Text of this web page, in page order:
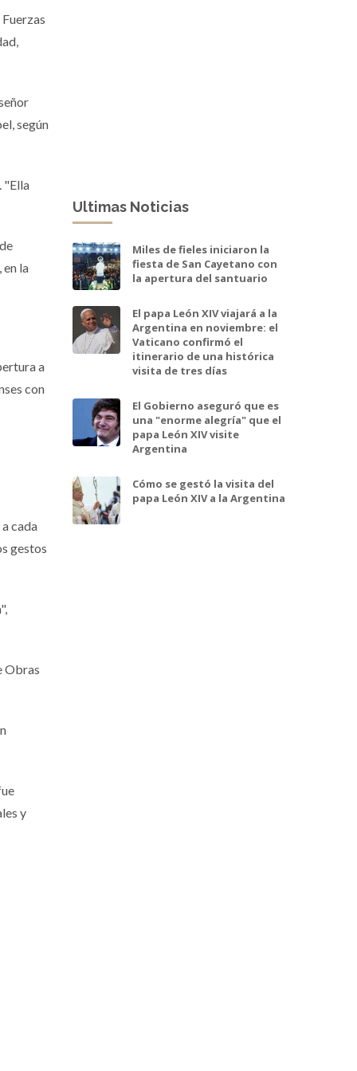
según
"Ella
en la
a
con
cada
gestos
Obras
y
Ultimas Noticias
Miles de fieles iniciaron la
fiesta de San Cayetano con
la apertura del santuario
El papa León XIV viajará a la
Argentina en noviembre: el
Vaticano confirmó el
itinerario de una histórica
visita de tres días
El Gobierno aseguró que es
una "enorme alegría" que el
papa León XIV visite
Argentina
Cómo se gestó la visita del
papa León XIV a la Argentina